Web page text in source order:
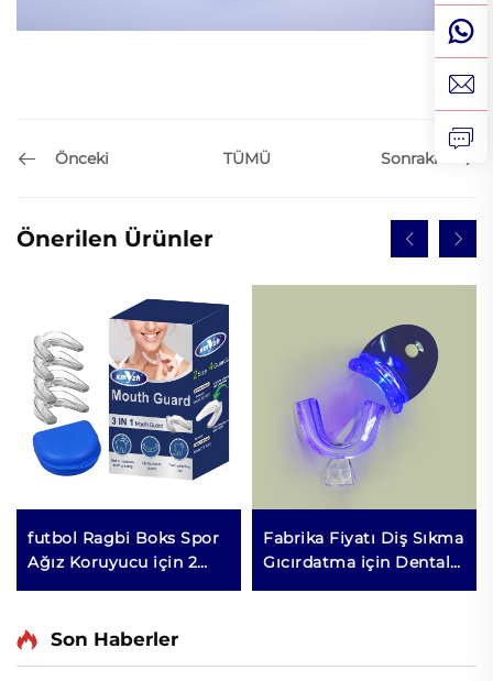
Önceki TÜMÜ Sonraki
Önerilen Ürünler
futbol Ragbi Boks Spor
Ağız Koruyucu için 2
Boyutta Hijyen Kutusu
Kullanımlı Özel Paket
Fabrika Fiyatı Diş Sıkma
Gıcırdatma için Dental
Silikon Gece Ağız
Son Haberler